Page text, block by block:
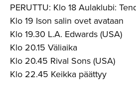
PERUTTU: Klo 18 Aulaklubi:
Klo 19 Ison salin ovet avataan
Klo 19.30 L.A. Edwards (USA)
Klo 20.15 Väliaika
Klo 20.45 Rival Sons (USA)
Klo 22.45 Keikka päättyy